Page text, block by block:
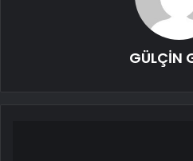
GÜLÇİN